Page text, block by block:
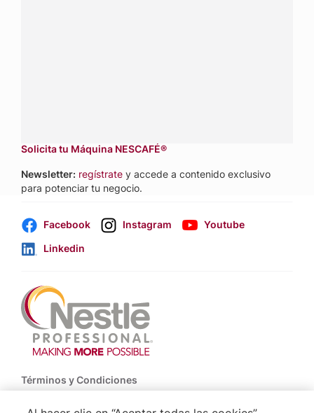
Solicita tu Máquina NESCAFÉ®
Newsletter: regístrate y accede a contenido exclusivo
para potenciar tu negocio.
Facebook Instagram
Youtube
Linkedin
Footer
Términos y Condiciones